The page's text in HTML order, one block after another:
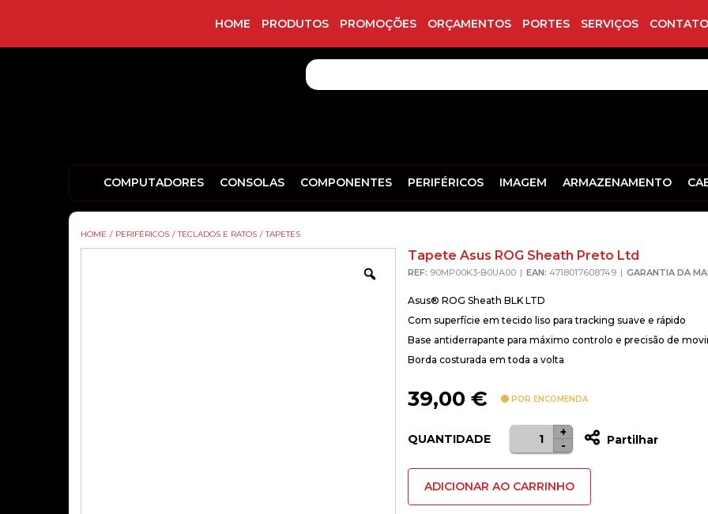
HOME PRODUTOS PROMOÇÕES ORÇAMENTOS PORTES SERVIÇOS
COMPUTADORES CONSOLAS COMPONENTES PERIFÉRICOS IMAGEM ARMAZENAMENTO
HOME / PERIFÉRICOS / TECLADOS E RATOS / TAPETES
Zoom
Tapete Asus ROG Sheath Preto Ltd
REF: 90MP00K3-B0UA00 EAN: 4718017608749 GARANTIA DA
Asus® ROG Sheath BLK LTD
Com superfície em tecido liso para tracking suave e rápido
Base antiderrapante para máximo controlo e precisão de
Borda costurada em toda a volta
39,00 € POR ENCOMENDA
QUANTIDADE
Quantidade
de
Tapete
Asus
-
+
Partilhar
ADICIONAR AO CARRINHO